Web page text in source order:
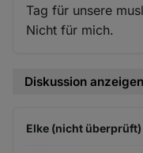
Tag für unsere
Nicht für mich.
Diskussion anzeigen
Elke (nicht überprüft)